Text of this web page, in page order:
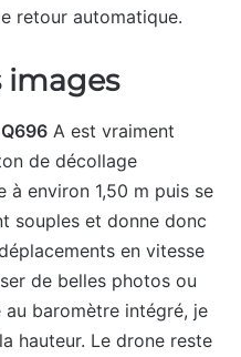
retour automatique.
images
A est vraiment
de décollage
à environ 1,50 m puis se
souples et donne donc
en vitesse
de belles photos ou
baromètre intégré, je
hauteur. Le drone reste